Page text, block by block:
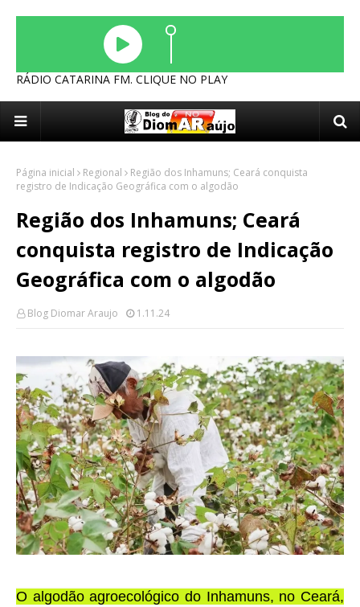
RÁDIO CATARINA FM. CLIQUE NO PLAY
Página inicial Regional
Região dos Inhamuns; Ceará conquista
registro de Indicação Geográfica com o algodão
Região dos Inhamuns; Ceará
conquista registro de Indicação
Geográfica com o algodão
Blog Diomar Araujo 1.11.24
O algodão agroecológico do Inhamuns, no Ceará,